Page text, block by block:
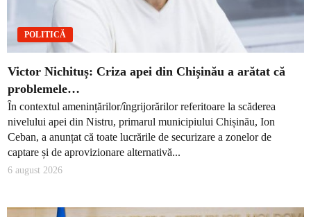
POLITICĂ
Victor Nichituș: Criza apei din Chișinău a arătat că
problemele…
În contextul amenințărilor/îngrijorărilor referitoare la scăderea
nivelului apei din Nistru, primarul municipiului Chișinău, Ion
Ceban, a anunțat că toate lucrările de securizare a zonelor de
captare și de aprovizionare alternativă...
6 august 2026